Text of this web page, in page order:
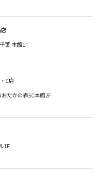
葉 本館1F
C店
たかの森SC本館2F
1F